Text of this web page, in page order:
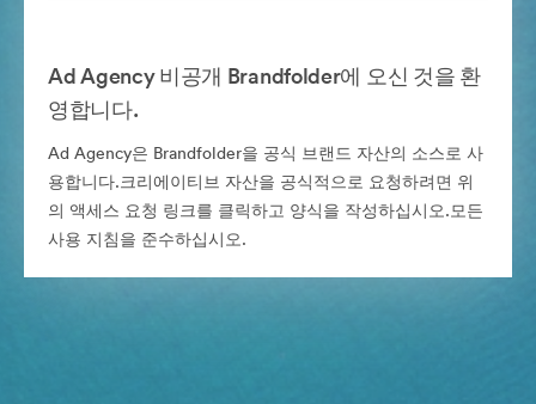
Ad Agency 비공개 Brandfolder에 오신 것을 환
영합니다.
Ad Agency은 Brandfolder을 공식 브랜드 자산의 소스로 사
용합니다.크리에이티브 자산을 공식적으로 요청하려면 위
의 액세스 요청 링크를 클릭하고 양식을 작성하십시오.모든
사용 지침을 준수하십시오.